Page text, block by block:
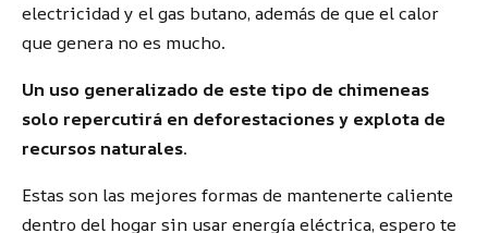
electricidad y el gas butano, además de que el calor
que genera no es mucho.
Un uso generalizado de este tipo de chimeneas
solo repercutirá en deforestaciones y explota de
recursos naturales.
Estas son las mejores formas de mantenerte caliente
dentro del hogar sin usar energía eléctrica, espero te